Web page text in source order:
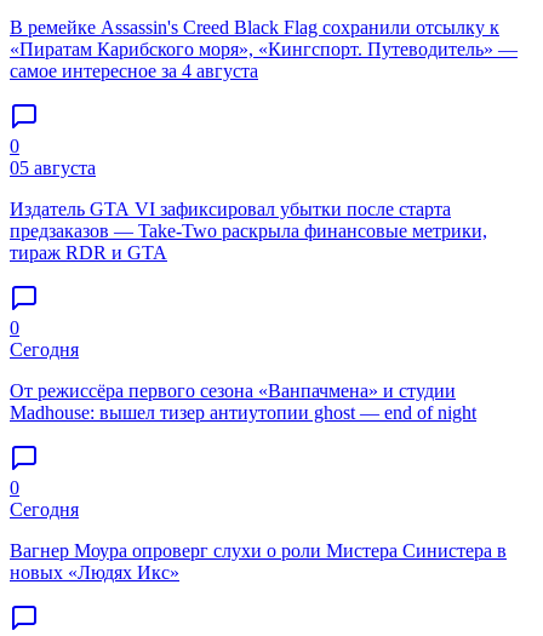
В ремейке Assassin's Creed Black Flag сохранили отсылку к
«Пиратам Карибского моря», «Кингспорт. Путеводитель» —
самое интересное за 4 августа
0
05 августа
Издатель GTA VI зафиксировал убытки после старта
предзаказов — Take-Two раскрыла финансовые метрики,
тираж RDR и GTA
0
Сегодня
От режиссёра первого сезона «Ванпачмена» и студии
Madhouse: вышел тизер антиутопии ghost — end of night
0
Сегодня
Вагнер Моура опроверг слухи о роли Мистера Синистера в
новых «Людях Икс»